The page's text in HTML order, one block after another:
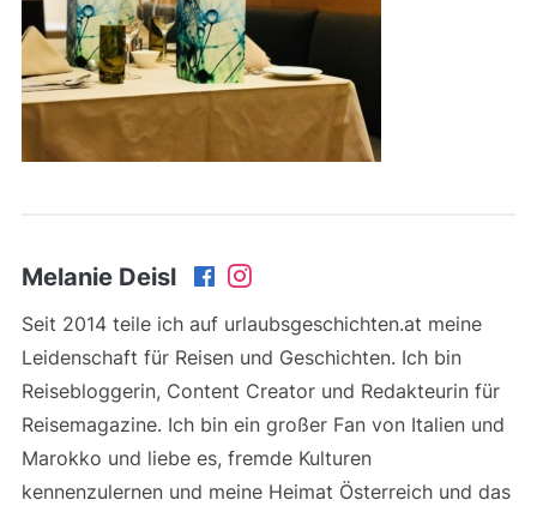
Melanie Deisl
Seit 2014 teile ich auf urlaubsgeschichten.at meine
Leidenschaft für Reisen und Geschichten. Ich bin
Reisebloggerin, Content Creator und Redakteurin für
Reisemagazine. Ich bin ein großer Fan von Italien und
Marokko und liebe es, fremde Kulturen
kennenzulernen und meine Heimat Österreich und das